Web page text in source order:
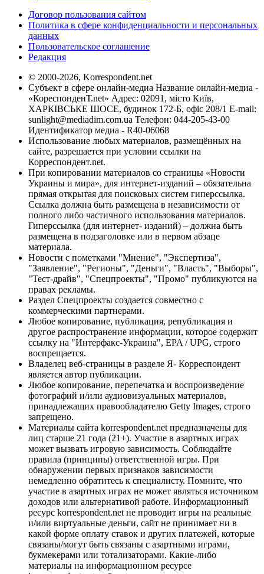
Договор пользования сайтом
Политика в сфере конфиденциальности и персональных
данных
Пользовательское соглашение
Редакция
© 2000-2026, Korrespondent.net
Субъект в сфере онлайн-медиа Название онлайн-медиа -
«КореспонденТ.net» Адрес: 02091, місто Київ,
ХАРКІВСЬКЕ ШОСЕ, будинок 172-Б, офіс 208/1 E-mail:
sunlight@mediadim.com.ua Телефон: 044-205-43-00
Идентификатор медиа - R40-06068
Использование любых материалов, размещённых на
сайте, разрешается при условии ссылки на
Корреспондент.net.
При копировании материалов со страницы «Новости
Украины и мира», для интернет-изданий – обязательна
прямая открытая для поисковых систем гиперссылка.
Ссылка должна быть размещена в независимости от
полного либо частичного использования материалов.
Гиперссылка (для интернет- изданий) – должна быть
размещена в подзаголовке или в первом абзаце
материала.
Новости с пометками "Мнение", "Экспертиза",
"Заявление", "Регионы", "Деньги", "Власть", "Выборы",
"Тест-драйв", "Спецпроекты", "Промо" публикуются на
правах рекламы.
Раздел Спецпроекты создается совместно с
коммерческими партнерами.
Любое копирование, публикация, републикация и
другое распространение информации, которое содержит
ссылку на "Интерфакс-Украина", EPA / UPG, строго
воспрещается.
Владелец веб-страницы в разделе Я- Корреспондент
является автор публикации.
Любое копирование, перепечатка и воспроизведение
фотографий и/или аудиовизуальных материалов,
принадлежащих правообладателю Getty Images, строго
запрещено.
Материалы сайта korrespondent.net предназначены для
лиц старше 21 года (21+). Участие в азартных играх
может вызвать игровую зависимость. Соблюдайте
правила (принципы) ответственной игры. При
обнаружении первых признаков зависимости
немедленно обратитесь к специалисту. Помните, что
участие в азартных играх не может являться источником
доходов или альтернативой работе. Информационный
ресурс korrespondent.net не проводит игры на реальные
и/или виртуальные деньги, сайт не принимает ни в
какой форме оплату ставок и других платежей, которые
связаны/могут быть связаны с азартными играми,
букмекерами или тотализаторами. Какие-либо
материалы на информационном ресурсе